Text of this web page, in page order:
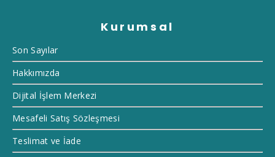
Kurumsal
Son Sayılar
Hakkımızda
Dijital İşlem Merkezi
Mesafeli Satış Sözleşmesi
Teslimat ve İade